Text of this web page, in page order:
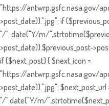
"https://antwrp.gsfc.nasa.gov/
>post_date)).".jpg"; if
"/". date("Y/m/
>post_date)).$previous_post-
if ($next_post) { $next_icon =
"https://antwrp.gsfc.nasa.gov/
>post_date)).".jpg"; $next_post_url
"/".date("Y/m/